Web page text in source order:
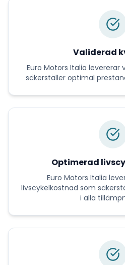
Validerad
Euro Motors Italia levererar
säkerställer optimal
Optimerad
Euro Motors Italia
livscykelkostnad som
i alla